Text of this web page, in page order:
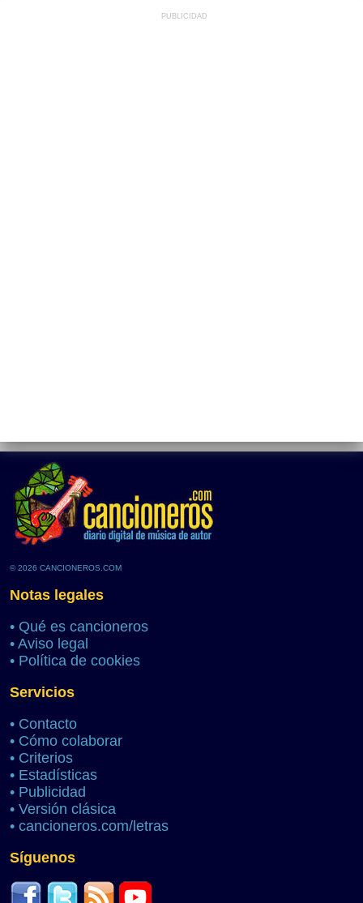
PUBLICIDAD
© 2026 CANCIONEROS.COM
Notas legales
• Qué es cancioneros
• Aviso legal
• Política de cookies
Servicios
• Contacto
• Cómo colaborar
• Criterios
• Estadísticas
• Publicidad
• Versión clásica
• cancioneros.com/letras
Síguenos